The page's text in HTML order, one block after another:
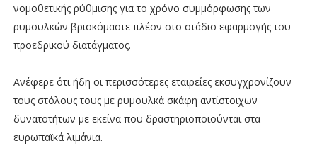
νομοθετικής ρύθμισης για το χρόνο συμμόρφωσης των
ρυμουλκών βρισκόμαστε πλέον στο στάδιο εφαρμογής του
προεδρικού διατάγματος.
Ανέφερε ότι ήδη οι περισσότερες εταιρείες εκσυγχρονίζουν
τους στόλους τους με ρυμουλκά σκάφη αντίστοιχων
δυνατοτήτων με εκείνα που δραστηριοποιούνται στα
ευρωπαϊκά λιμάνια.